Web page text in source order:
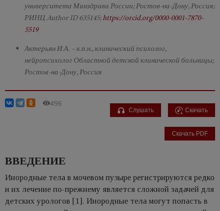
университета Минздрава России; Ростов-на-Дону, Россия;
РИНЦ Author ID 635145;https://orcid.org/0000-0001-7870-
5519
Актерьян И.А. – к.п.н., клинический психолог,
нейропсихолог Областной детской клинической больницы;
Ростов-на-Дону, Россия
496
Слушать Скачать
Скачать PDF
ВВЕДЕНИЕ
Инородные тела в мочевом пузыре регистрируются редко
и их лечение по-прежнему является сложной задачей для
детских урологов [1]. Инородные тела могут попасть в